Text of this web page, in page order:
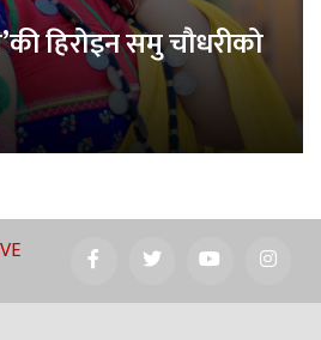
हिरोइन समु चौधरीको